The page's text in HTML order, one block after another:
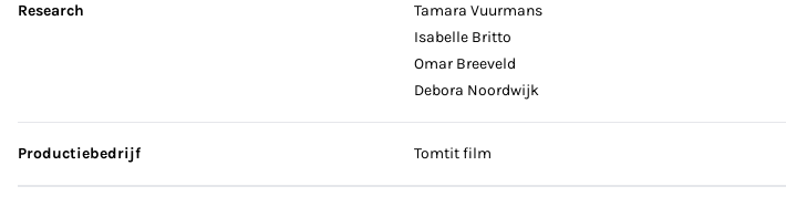
Research
Tamara Vuurmans
Isabelle Britto
Omar Breeveld
Debora Noordwijk
Productiebedrijf Tomtit film